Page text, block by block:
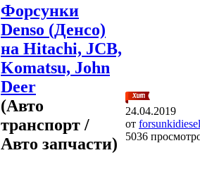
Форсунки
Denso (Денсо)
на Hitachi, JCB,
Komatsu, John
Deer
(Авто
транспорт /
Авто запчасти)
24.04.2019
от forsunkidiesel
5036